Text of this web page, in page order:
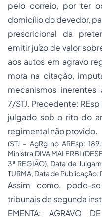
pelo correio, por ter
domicílio do devedor,
prescricional da
emitir juízo de valor
aos autos em agravo
mora na citação,
mecanismos inerentes
7/STJ. Precedente: REsp
julgado sob o rito do
regimental não provido.
(STJ - AgRg no AREsp:
Ministra DIVA MALERBI
3ª REGIÃO), Data de
TURMA, Data de Publicação:
Assim como, pode-
tribunais de segunda
EMENTA: AGRAVO